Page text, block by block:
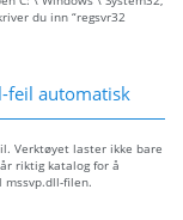
du inn “regsvr32
feil automatisk
Verktøyet laster ikke bare
riktig katalog for å
filen.